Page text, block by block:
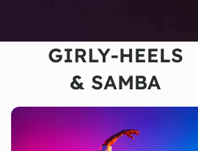
GIRLY-HEELS
& SAMBA